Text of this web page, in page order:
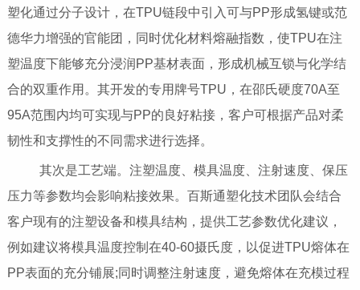
塑化通过分子设计，在TPU链段中引入可与PP形成氢键或范
德华力增强的官能团，同时优化材料熔融指数，使TPU在注
塑温度下能够充分浸润PP基材表面，形成机械互锁与化学结
合的双重作用。其开发的专用牌号TPU，在邵氏硬度70A至
95A范围内均可实现与PP的良好粘接，客户可根据产品对柔
韧性和支撑性的不同需求进行选择。
其次是工艺端。注塑温度、模具温度、注射速度、保压
压力等参数均会影响粘接效果。百斯通塑化技术团队会结合
客户现有的注塑设备和模具结构，提供工艺参数优化建议，
例如建议将模具温度控制在40-60摄氏度，以促进TPU熔体在
PP表面的充分铺展;同时调整注射速度，避免熔体在充模过程